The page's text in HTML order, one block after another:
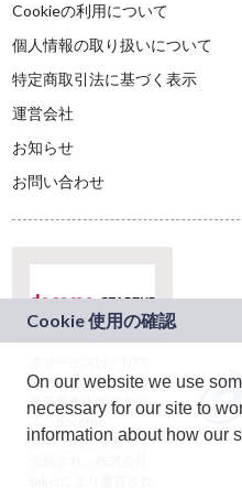
Cookieの利用について
個人情報の取り扱いについて
特定商取引法に基づく表示
運営会社
お知らせ
お問い合わせ
ドコモグループの新
規事業創出プログラ
ム「docomo
STARTUP」を通じて
On our website we use
necessary for our site to
information about how our